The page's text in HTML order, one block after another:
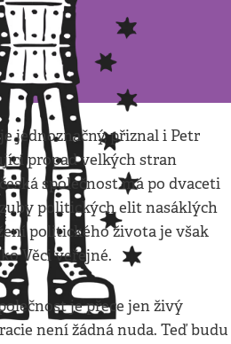
jednoznačný, přiznal i Petr
propad velkých stran
společnost má po dvaceti
politických elit nasáklých
politického života je však
Věci veřejné.
je přece jen živý
není žádná nuda. Teď budu